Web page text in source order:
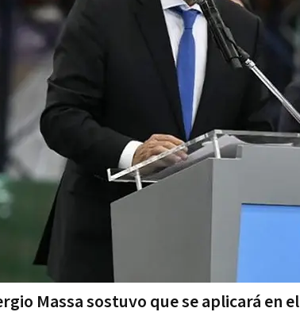
Massa sostuvo que se aplicará en